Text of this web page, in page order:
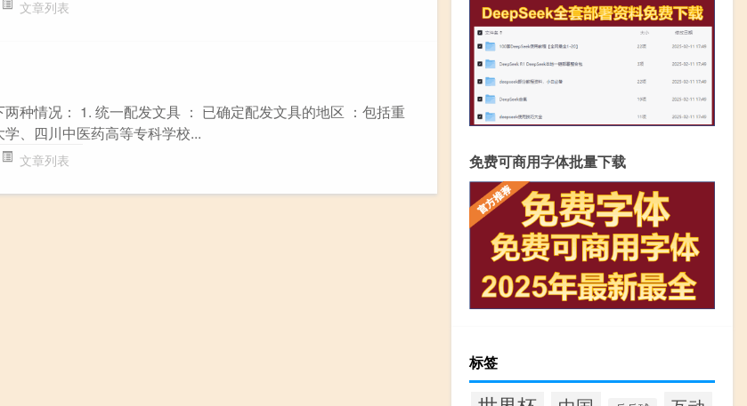
文章列表
种情况： 1. 统一配发文具 ： 已确定配发文具的地区 ：包括重
、四川中医药高等专科学校...
文章列表 免费可商用字体批量下载
标签